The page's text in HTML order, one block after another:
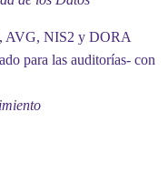
AVG, NIS2 y DORA
para las auditorías- con